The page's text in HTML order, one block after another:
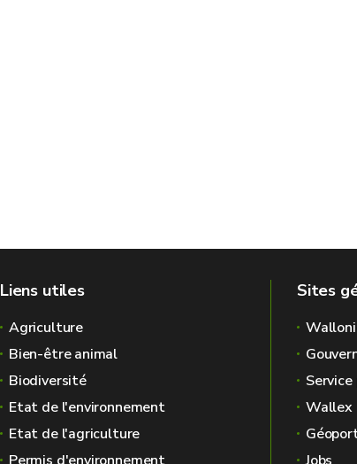
Liens utiles
Agriculture
Bien-être animal
Biodiversité
Etat de l'environnement
Etat de l'agriculture
Sites
Wallex